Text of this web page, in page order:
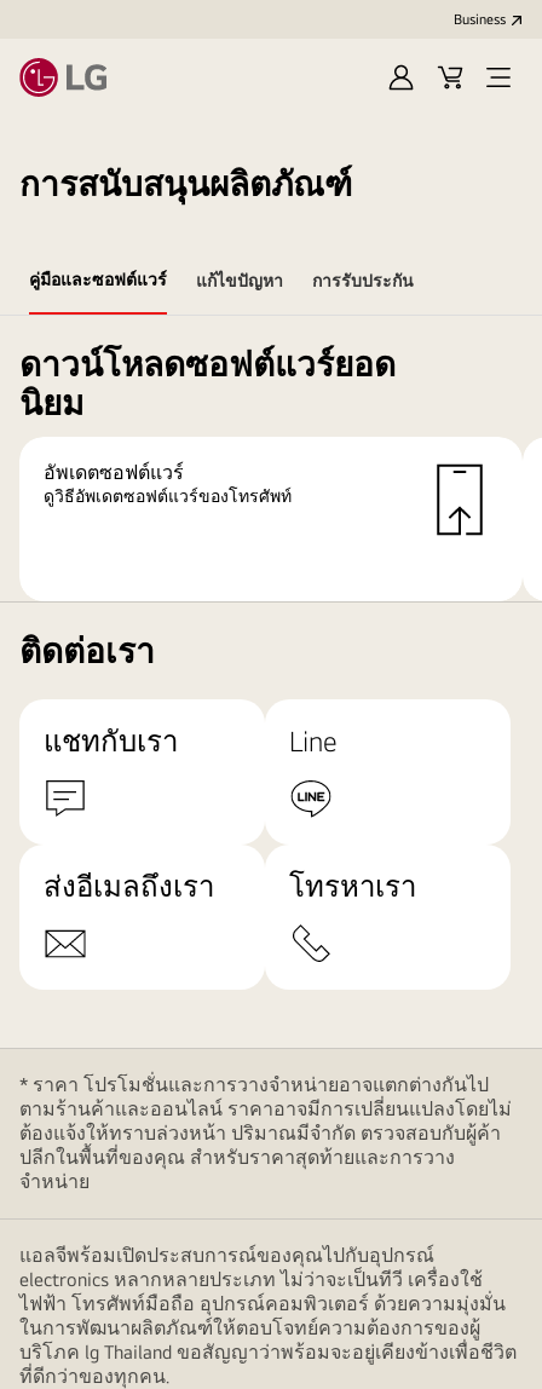
Business
Sign
Cart
Open
การสนับสนุนผลิตภัณฑ์
คู่มือและซอฟต์แวร์ แก้ไขปัญหา การรับประกัน
ดาวน์โหลดซอฟต์แวร์ยอด
นิยม
อัพเดตซอฟต์แวร์
ดูวิธีอัพเดตซอฟต์แวร์ของโทรศัพท์
ติดต่อเรา
แชทกับเรา Line
ส่งอีเมลถึงเรา โทรหาเรา
* ราคา โปรโมชั่นและการวางจำหน่ายอาจแตกต่างกันไป
ตามร้านค้าและออนไลน์ ราคาอาจมีการเปลี่ยนแปลงโดยไม่
ต้องแจ้งให้ทราบล่วงหน้า ปริมาณมีจำกัด ตรวจสอบกับผู้ค้า
ปลีกในพื้นที่ของคุณ สำหรับราคาสุดท้ายและการวาง
จำหน่าย
แอลจีพร้อมเปิดประสบการณ์ของคุณไปกับอุปกรณ์
electronics หลากหลายประเภท ไม่ว่าจะเป็นทีวี เครื่องใช้
ไฟฟ้า โทรศัพท์มือถือ อุปกรณ์คอมพิวเตอร์ ด้วยความมุ่งมั่น
ในการพัฒนาผลิตภัณฑ์ให้ตอบโจทย์ความต้องการของผู้
บริโภค lg Thailand ขอสัญญาว่าพร้อมจะอยู่เคียงข้างเพื่อชีวิต
ที่ดีกว่าของทุกคน.